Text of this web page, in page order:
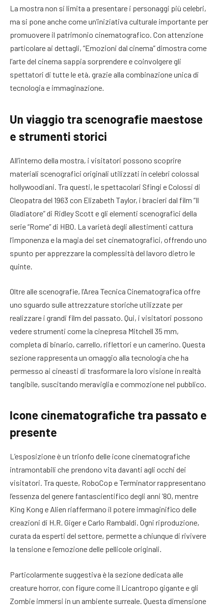
La mostra non si limita a presentare i personaggi più celebri,
ma si pone anche come un’iniziativa culturale importante per
promuovere il patrimonio cinematografico. Con attenzione
particolare ai dettagli, “Emozioni dal cinema” dimostra come
l’arte del cinema sappia sorprendere e coinvolgere gli
spettatori di tutte le età, grazie alla combinazione unica di
tecnologia e immaginazione.
Un viaggio tra scenografie maestose
e strumenti storici
All’interno della mostra, i visitatori possono scoprire
materiali scenografici originali utilizzati in celebri colossal
hollywoodiani. Tra questi, le spettacolari Sfingi e Colossi di
Cleopatra del 1963 con Elizabeth Taylor, i bracieri dal film “Il
Gladiatore” di Ridley Scott e gli elementi scenografici della
serie “Rome” di HBO. La varietà degli allestimenti cattura
l’imponenza e la magia dei set cinematografici, offrendo uno
spunto per apprezzare la complessità del lavoro dietro le
quinte.
Oltre alle scenografie, l’Area Tecnica Cinematografica offre
uno sguardo sulle attrezzature storiche utilizzate per
realizzare i grandi film del passato. Qui, i visitatori possono
vedere strumenti come la cinepresa Mitchell 35 mm,
completa di binario, carrello, riflettori e un camerino. Questa
sezione rappresenta un omaggio alla tecnologia che ha
permesso ai cineasti di trasformare la loro visione in realtà
tangibile, suscitando meraviglia e commozione nel pubblico.
Icone cinematografiche tra passato e
presente
L’esposizione è un trionfo delle icone cinematografiche
intramontabili che prendono vita davanti agli occhi dei
visitatori. Tra queste, RoboCop e Terminator rappresentano
l’essenza del genere fantascientifico degli anni ’80, mentre
King Kong e Alien riaffermano il potere immaginifico delle
creazioni di H.R. Giger e Carlo Rambaldi. Ogni riproduzione,
curata da esperti del settore, permette a chiunque di rivivere
la tensione e l’emozione delle pellicole originali.
Particolarmente suggestiva è la sezione dedicata alle
creature horror, con figure come il Licantropo gigante e gli
Zombie immersi in un ambiente surreale. Questa dimensione